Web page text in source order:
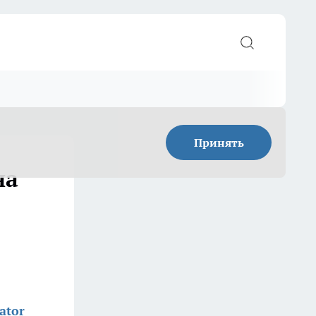
Принять